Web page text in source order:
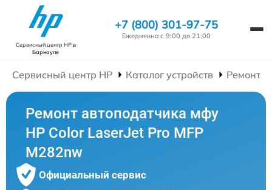
Сервисный центр HPв
Барнауле
+7 (800) 301-97-75
Ежедневно с 9:00 до 21:00
Сервисный центр HP Каталог устройств Ремонт
Ремонт автоподатчика мфу
HP Color LaserJet Pro MFP
M282nw
Официальный сервис